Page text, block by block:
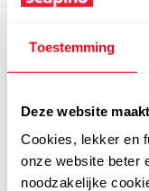
Toestemming
Deze website
Cookies, lekker en
onze website beter
noodzakelijke